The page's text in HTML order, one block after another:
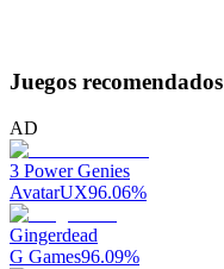
Juegos recomendados
AD
3 Power Genies
AvatarUX96.06%
Gingerdead
G Games96.09%